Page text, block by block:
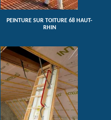
PEINTURE SUR TOITURE 68 HAUT-
RHIN